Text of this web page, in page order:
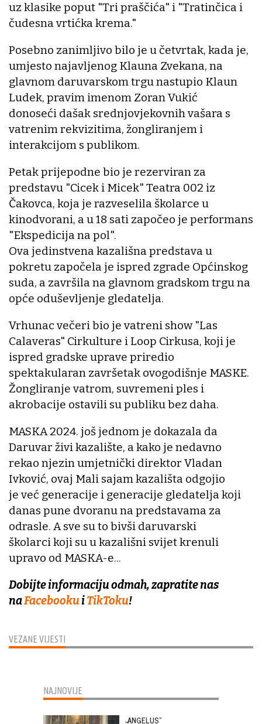
VEZANE VIJESTI
uz klasike poput "Tri praščića" i "Tratinčica i
čudesna vrtićka krema."
Posebno zanimljivo bilo je u četvrtak, kada je,
umjesto najavljenog Klauna Zvekana, na
glavnom daruvarskom trgu nastupio Klaun
Ludek, pravim imenom Zoran Vukić
donoseći dašak srednjovjekovnih vašara s
vatrenim rekvizitima, žongliranjem i
interakcijom s publikom.
Petak prijepodne bio je rezerviran za
predstavu "Cicek i Micek" Teatra 002 iz
Čakovca, koja je razveselila školarce u
kinodvorani, a u 18 sati započeo je performans
"Ekspedicija na pol".
Ova jedinstvena kazališna predstava u
pokretu započela je ispred zgrade Općinskog
suda, a završila na glavnom gradskom trgu na
opće oduševljenje gledatelja.
Vrhunac večeri bio je vatreni show "Las
Calaveras" Cirkulture i Loop Cirkusa, koji je
ispred gradske uprave priredio
spektakularan završetak ovogodišnje MASKE.
Žongliranje vatrom, suvremeni ples i
akrobacije ostavili su publiku bez daha.
MASKA 2024. još jednom je dokazala da
Daruvar živi kazalište, a kako je nedavno
rekao njezin umjetnički direktor Vladan
Ivković, ovaj Mali sajam kazališta odgojio
je već generacije i generacije gledatelja koji
danas pune dvoranu na predstavama za
odrasle. A sve su to bivši daruvarski
školarci koji su u kazališni svijet krenuli
upravo od MASKA-e...
Dobijte informaciju odmah, zapratite nas
naFacebookuiTikToku!
NAJNOVIJE
„ANGELUS“